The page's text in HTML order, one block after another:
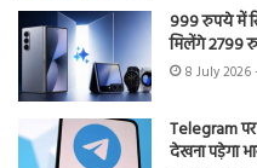
999 रुपये में
मिलेंगे 2799
8 July 2026
Telegram
देखना पड़ेगा